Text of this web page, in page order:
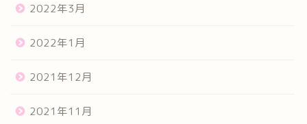
2022年3月
2022年1月
2021年12月
2021年11月